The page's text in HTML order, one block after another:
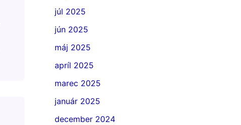
júl 2025
jún 2025
máj 2025
apríl 2025
marec 2025
január 2025
december 2024